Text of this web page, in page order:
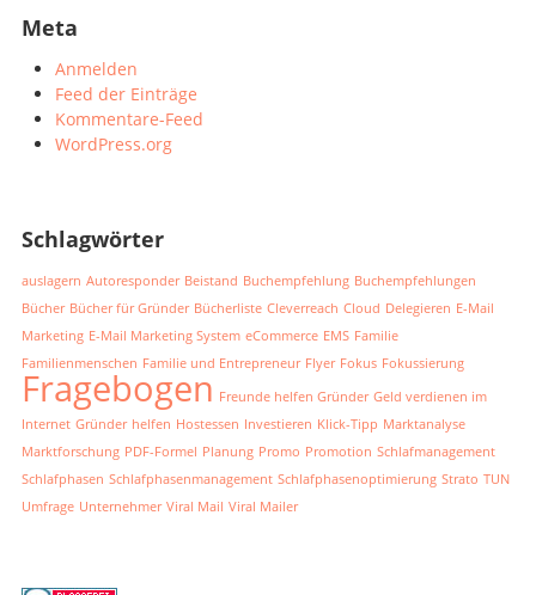
Meta
Anmelden
Feed der Einträge
Kommentare-Feed
WordPress.org
Schlagwörter
auslagern Autoresponder Beistand Buchempfehlung Buchempfehlungen
Bücher Bücher für Gründer Bücherliste Cleverreach Cloud Delegieren E-Mail
Marketing E-Mail Marketing System eCommerce EMS Familie
Familienmenschen Familie und Entrepreneur Flyer Fokus Fokussierung
Fragebogen Freunde helfen Gründer Geld verdienen im
Internet Gründer helfen Hostessen Investieren Klick-Tipp Marktanalyse
Marktforschung PDF-Formel Planung Promo Promotion Schlafmanagement
Schlafphasen Schlafphasenmanagement Schlafphasenoptimierung Strato TUN
Umfrage Unternehmer Viral Mail Viral Mailer